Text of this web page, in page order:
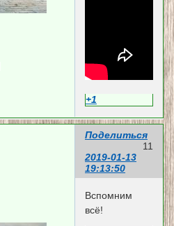
+1
Поделиться
11
2019-01-13
19:13:50
Вспомним
всё!